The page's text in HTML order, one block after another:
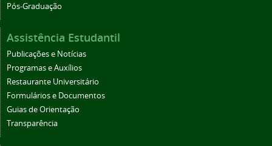
Pós-Graduação
Assistência Estudantil
Publicações e Notícias
Programas e Auxílios
Restaurante Universitário
Formulários e Documentos
Guias de Orientação
Transparência